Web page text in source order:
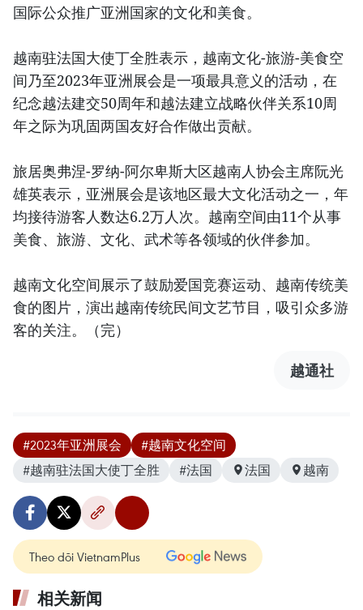
国际公众推广亚洲国家的文化和美食。
越南驻法国大使丁全胜表示，越南文化-旅游-美食空
间乃至2023年亚洲展会是一项最具意义的活动，在
纪念越法建交50周年和越法建立战略伙伴关系10周
年之际为巩固两国友好合作做出贡献。
旅居奥弗涅-罗纳-阿尔卑斯大区越南人协会主席阮光
雄英表示，亚洲展会是该地区最大文化活动之一，年
均接待游客人数达6.2万人次。越南空间由11个从事
美食、旅游、文化、武术等各领域的伙伴参加。
越南文化空间展示了鼓励爱国竞赛运动、越南传统美
食的图片，演出越南传统民间文艺节目，吸引众多游
客的关注。（完）
越通社
#2023年亚洲展会
#越南文化空间
#越南驻法国大使丁全胜
#法国 法国 越南
Theo dõi VietnamPlus
相关新闻